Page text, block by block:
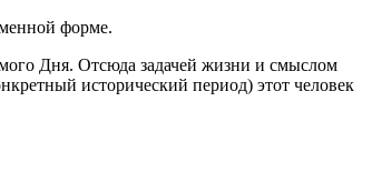
форме.
Дня. Отсюда задачей жизни и смыслом
исторический период) этот человек